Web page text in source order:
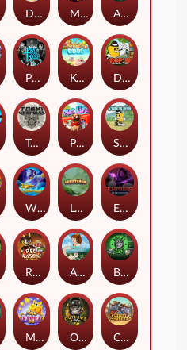
Lord Venom
Aiko and the Wind Spirit Booze Bash
Magic Piggy OG
Red Rascal™
Pray for Three
Wishbringer
Dorks of The Deep
Toshi Video Club
Aztec Twist
Stack'em
Keep 'em Cool
Pug Life
Empress of the Shadows
Drop'em
Outlasw Inc Clumsy Cowboys
Merlin's Alchemy